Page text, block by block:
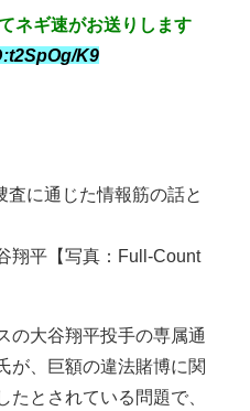
ネギ速がお送りします
K9
査に通じた情報筋の話と
翔平【写真：Full-Count
大谷翔平投手の専属通
が、巨額の違法賭博に関
たとされている問題で、